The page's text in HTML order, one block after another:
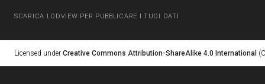
SCARICA LODVIEW PER PUBBLICARE I TUOI DATI
Licensed under Creative Commons Attribution-ShareAlike 4.0 International